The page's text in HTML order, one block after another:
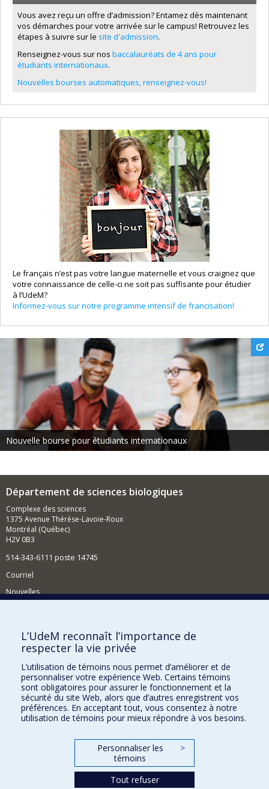
Vous avez reçu un offre d’admission? Entamez dès maintenant
vos démarches pour votre arrivée sur le campus! Retrouvez les
étapes à suivre sur le site d'admission.
Renseignez-vous sur nos baccalauréats de 4 ans pour
étudiants internationaux.
Nouvelles bourses automatiques, renseignez-vous!
Le français n’est pas votre langue maternelle et vous craignez que
votre connaissance de celle-ci ne soit pas suffisante pour étudier
à l’UdeM?
Informez-vous sur notre programme intensif de francisation!
Nouvelle bourse pour étudiants internationaux
Département de sciences biologiques
Complexe des sciences
1375 Avenue Thérèse-Lavoie-Roux
Montréal (Québec)
H2V 0B3
514-343-6111 poste 14745
Courriel
Nouvelles
Comment soutenir le Département?
BESOIN D'AIDE?
Plan du site
Signaler une erreur
Accessibilité
FACULTÉ DES ARTS ET DES SCIENCES
Nos départements et écoles
L’UdeM reconnaît l’importance de
respecter la vie privée
L’utilisation de témoins nous permet d’améliorer et de
personnaliser votre expérience Web. Certains témoins
sont obligatoires pour assurer le fonctionnement et la
sécurité du site Web, alors que d’autres enregistrent vos
préférences. En acceptant tout, vous consentez à notre
utilisation de témoins pour mieux répondre à vos besoins.
Personnaliser les
témoins
>
Tout refuser